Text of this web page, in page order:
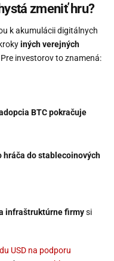
zmeniť hru?
k akumulácii digitálnych
iných verejných
Pre investorov to znamená:
BTC pokračuje
hráča do stablecoinových
infraštruktúrne firmysi
USD na podporu